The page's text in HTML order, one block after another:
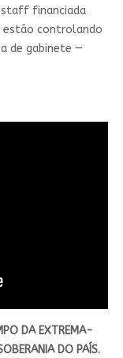
financiada
estão controlando
de gabinete —
DA EXTREMA-
DO PAÍS.